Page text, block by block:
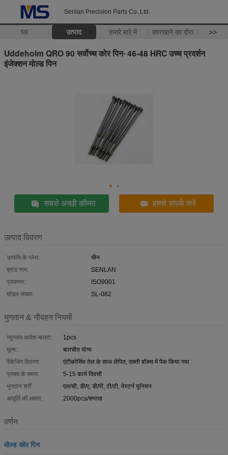
Senlan Precision Parts Co.,Ltd.
घर उत्पाद हमारे बारे में कारखाने का दौरा >>
Uddeholm QRO 90 सर्वोच्च कोर पिन∙ 46-48 HRC उच्च प्रदर्शन
इंजेक्शन मोल्ड पिन
सबसे अच्छी कीमत हमसे संपर्क करें
उत्पाद विवरण
उत्पत्ति के प्लेस:
चीन
ब्रांड नाम:
SENLAN
प्रमाणन:
ISO9001
मॉडल संख्या:
SL-082
भुगतान & नौवहन नियमों
न्यूनतम आदेश मात्रा:
1pcs
मूल्य:
बातचीत योग्य
पैकेजिंग विवरण:
एंटीकोर्सिव तेल के साथ लेपित, दफ़्ती बॉक्स में पैक किया गया
प्रसव के समय:
5-15 कार्य दिवसों
भुगतान शर्तें:
एल/सी, डी/ए, डी/पी, टी/टी, वेस्टर्न यूनियन
आपूर्ति की क्षमता:
2000pcs/सप्ताह
वर्णन
मोल्ड कोर पिन